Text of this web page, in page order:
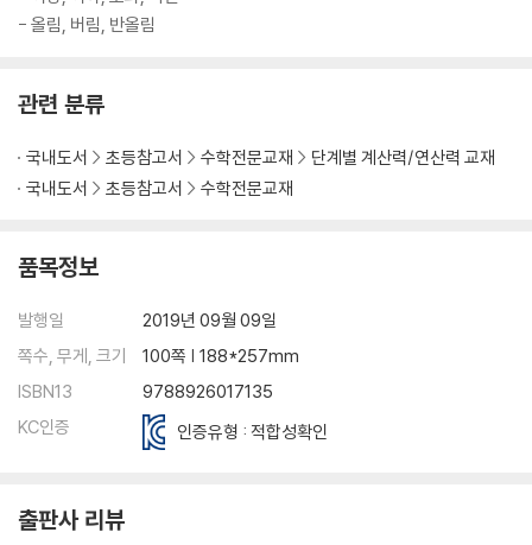
- 올림, 버림, 반올림
관련 분류
국내도서 초등참고서 수학전문교재
단계별 계산력/연산력 교재
국내도서
초등참고서 수학전문교재
품목정보
발행일
2019년 09월 09일
쪽수, 무게, 크기
100쪽 | 188*257mm
ISBN13
9788926017135
KC인증
인증유형 : 적합성확인
출판사 리뷰